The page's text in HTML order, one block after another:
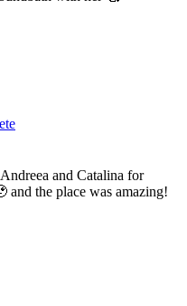
and Catalina for
and the place was amazing!